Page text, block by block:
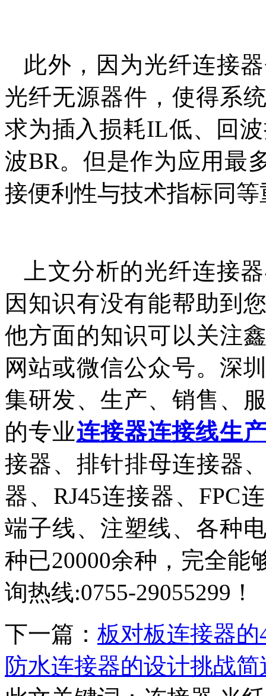
此外，因为光纤连接
光纤无源器件，使得系
求为插入损耗IL低、回
波BR。但是作为应用最
接便利性与技术指标同等
上文分析的光纤连接
因知识有没有能帮助到
他方面的知识可以关注
网站或微信公众号。深
集研发、生产、销售、
的专业连接器连接线生
接器、排针排母连接器
器、RJ45连接器、FPC
端子线、注塑线、各种
种已20000余种，完全能
询热线:0755-29055299！
下一篇： 板对板连接器
防水连接器的设计挑战简